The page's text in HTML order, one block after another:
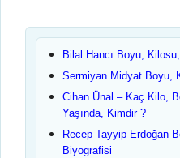
Bilal Hancı Boyu,
Sermiyan Midyat Boyu,
Cihan Ünal – Kaç Kilo,
Yaşında, Kimdir ?
Recep Tayyip Erdoğan
Biyografisi